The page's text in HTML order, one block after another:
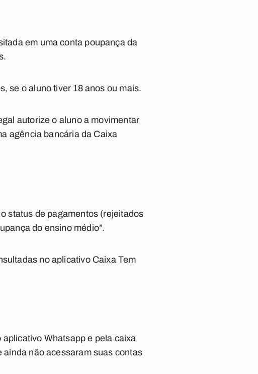
em uma conta poupança da
se o aluno tiver 18 anos ou mais.
autorize o aluno a movimentar
agência bancária da Caixa
status de pagamentos (rejeitados
do ensino médio”.
no aplicativo Caixa Tem
Whatsapp e pela caixa
ainda não acessaram suas contas